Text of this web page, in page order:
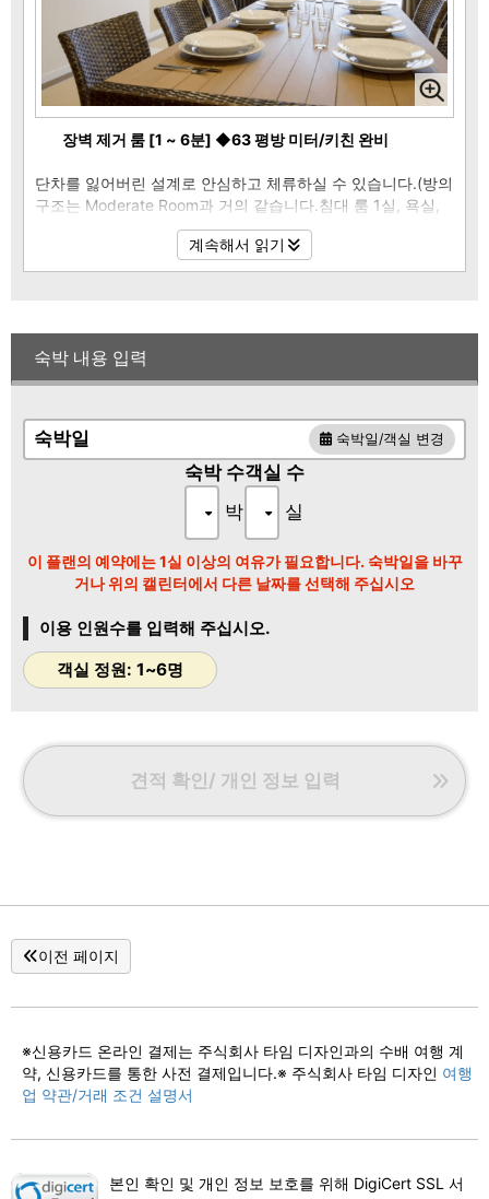
장벽 제거 룸 [1 ~ 6분] ◆63 평방 미터/키친 완비
단차를 잃어버린 설계로 안심하고 체류하실 수 있습니다.(방의
구조는 Moderate Room과 거의 같습니다.침대 룸 1실, 욕실,
샤워 룸, ※ 화장실만 1개소)
계속해서 읽기
숙박 내용 입력
숙박일 숙박일/객실 변경
숙박 수
박
객실 수
실
이 플랜의 예약에는 1실 이상의 여유가 필요합니다. 숙박일을 바꾸
거나 위의 캘린터에서 다른 날짜를 선택해 주십시오
이용 인원수를 입력해 주십시오.
객실 정원: 1~6명
견적 확인/ 개인 정보 입력
이전 페이지
※신용카드 온라인 결제는 주식회사 타임 디자인과의 수배 여행 계
약, 신용카드를 통한 사전 결제입니다.※ 주식회사 타임 디자인 여행
업 약관/거래 조건 설명서
본인 확인 및 개인 정보 보호를 위해 DigiCert SSL 서